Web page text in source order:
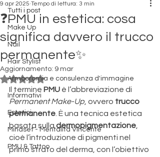
Tutti i post
Make Up
Nail
Hair Stylist
Armocromia e consulenza d'immagine
Informativi
Estetici
Mindset - Mentalità Vincente
PMU & Tattoo
❓PMU in estetica: cosa
significa davvero il trucco
permanente✨
9 apr 2025 Tempo di lettura: 3 min
Aggiornamento: 9 mar
Valutazione NaN stelle su 5.
Il termine PMU è l’abbreviazione di
Permanent Make-Up, ovvero trucco
permanente. È una tecnica estetica
basata sulla dermopigmentazione,
cioè l’introduzione di pigmenti nel
primo strato del derma, con l’obiettivo